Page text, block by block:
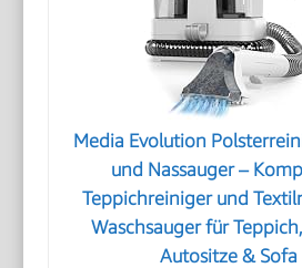
Media Evolution
und Nassauger –
Teppichreiniger und
Waschsauger für
Autositze & Sofa